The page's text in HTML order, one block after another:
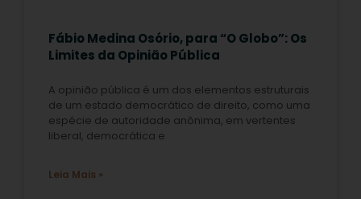
Fábio Medina Osório, para “O Globo”: Os
Limites da Opinião Pública
A opinião pública é um dos elementos estruturais
de um estado democrático de direito, como uma
espécie de autoridade anônima, em vertentes
liberal, democrática e
Leia Mais »